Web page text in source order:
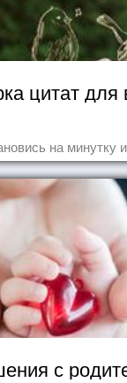
цитат для
на минутку
с